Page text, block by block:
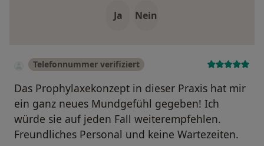
Ja Nein
Telefonnummer verifiziert
Das Prophylaxekonzept in dieser Praxis hat mir
ein ganz neues Mundgefühl gegeben! Ich
würde sie auf jeden Fall weiterempfehlen.
Freundliches Personal und keine Wartezeiten.